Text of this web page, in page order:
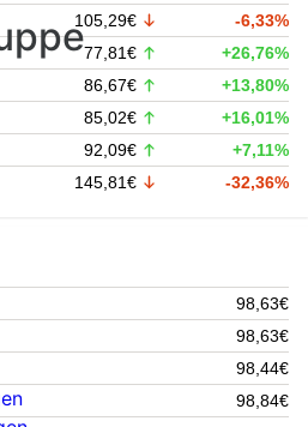
105,29€
-6,33%
77,81€
+26,76%
86,67€
+13,80%
85,02€
+16,01%
92,09€
+7,11%
145,81€ -32,36%
98,63€
98,63€
98,44€
98,84€